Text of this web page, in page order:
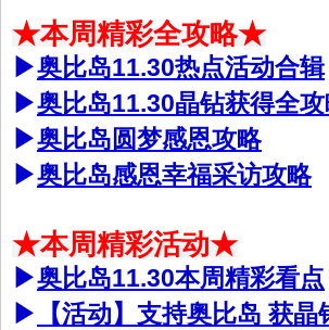
★本周精彩全攻略★
▶奥比岛11.30热点活动合辑
▶奥比岛11.30晶钻获得全
▶奥比岛圆梦感恩攻略
▶奥比岛感恩幸福采访攻略
★本周精彩活动★
▶奥比岛11.30本周精彩看点
▶
【活动】支持奥比岛 获晶